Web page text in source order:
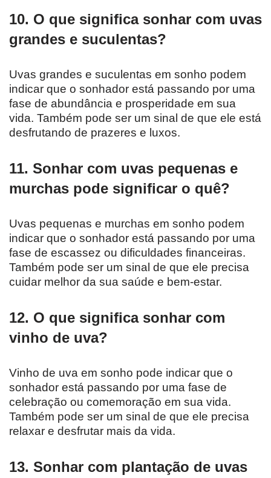
10. O que significa sonhar com uvas
grandes e suculentas?
Uvas grandes e suculentas em sonho podem
indicar que o sonhador está passando por uma
fase de abundância e prosperidade em sua
vida. Também pode ser um sinal de que ele está
desfrutando de prazeres e luxos.
11. Sonhar com uvas pequenas e
murchas pode significar o quê?
Uvas pequenas e murchas em sonho podem
indicar que o sonhador está passando por uma
fase de escassez ou dificuldades financeiras.
Também pode ser um sinal de que ele precisa
cuidar melhor da sua saúde e bem-estar.
12. O que significa sonhar com
vinho de uva?
Vinho de uva em sonho pode indicar que o
sonhador está passando por uma fase de
celebração ou comemoração em sua vida.
Também pode ser um sinal de que ele precisa
relaxar e desfrutar mais da vida.
13. Sonhar com plantação de uvas